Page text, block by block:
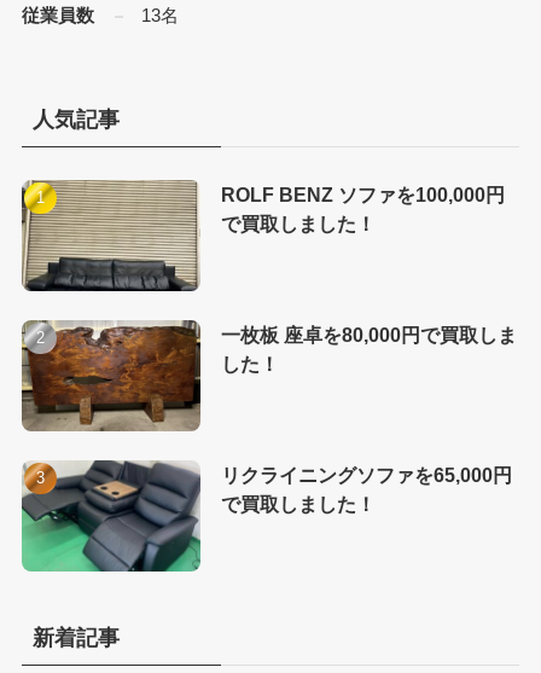
従業員数
13名
人気記事
ROLF BENZ ソファを100,000円
で買取しました！
一枚板 座卓を80,000円で買取しま
した！
リクライニングソファを65,000円
で買取しました！
新着記事